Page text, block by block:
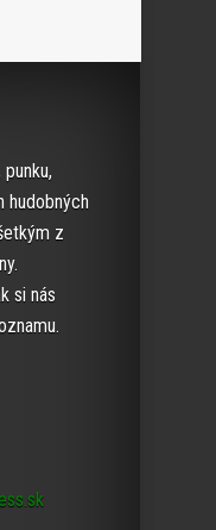
hudobných
z
si nás